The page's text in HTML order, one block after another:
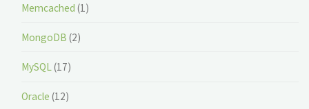
Memcached (1)
MongoDB (2)
MySQL(17)
Oracle (12)